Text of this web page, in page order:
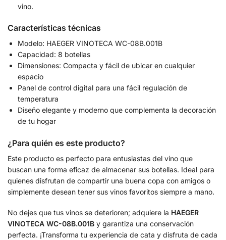
vino.
Características técnicas
Modelo: HAEGER VINOTECA WC-08B.001B
Capacidad: 8 botellas
Dimensiones: Compacta y fácil de ubicar en cualquier
espacio
Panel de control digital para una fácil regulación de
temperatura
Diseño elegante y moderno que complementa la decoración
de tu hogar
¿Para quién es este producto?
Este producto es perfecto para entusiastas del vino que
buscan una forma eficaz de almacenar sus botellas. Ideal para
quienes disfrutan de compartir una buena copa con amigos o
simplemente desean tener sus vinos favoritos siempre a mano.
No dejes que tus vinos se deterioren; adquiere la HAEGER
VINOTECA WC-08B.001B y garantiza una conservación
perfecta. ¡Transforma tu experiencia de cata y disfruta de cada